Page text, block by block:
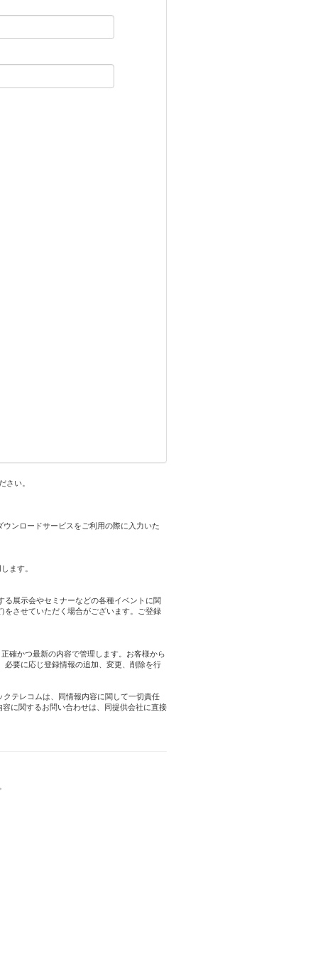
い。
ンロードサービスをご利用の際に入力いた
ます。
展示会やセミナーなどの各種イベントに関
させていただく場合がございます。ご登録
確かつ最新の内容で管理します。お客様から
要に応じ登録情報の追加、変更、削除を行
テレコムは、同情報内容に関して一切責任
に関するお問い合わせは、同提供会社に直接